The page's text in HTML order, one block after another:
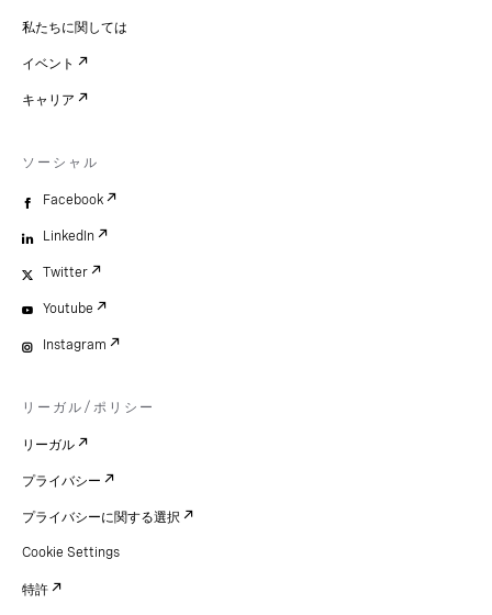
私たちに関しては
イベント
キャリア
ソーシャル
Facebook
LinkedIn
Twitter
Youtube
Instagram
リーガル/ポリシー
リーガル
プライバシー
プライバシーに関する選択
Cookie Settings
特許